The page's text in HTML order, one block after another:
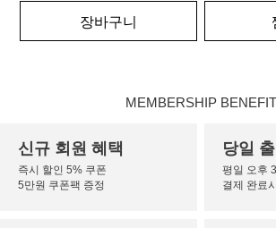
장바구니
MEMBERSHIP BENEFIT
신규 회원 혜택
즉시 할인 5% 쿠폰
5만원 쿠폰팩 증정
당일
평일 오후
결제 완료